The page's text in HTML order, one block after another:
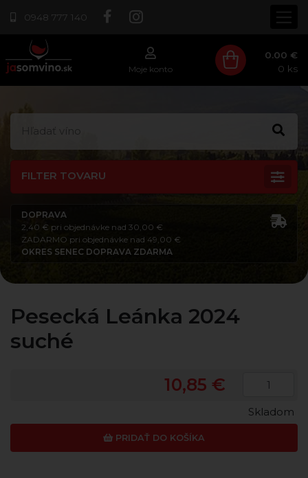
0948 777 140
Moje konto
0.00 €
0 ks
FILTER TOVARU
DOPRAVA
2,40 € pri objednávke nad 30,00 €
ZADARMO pri objednávke nad 49,00 €
OKRES SENEC DOPRAVA ZDARMA
Pesecká Leánka 2024
suché
10,85 €
PRIDAŤ DO KOŠÍKA
Skladom